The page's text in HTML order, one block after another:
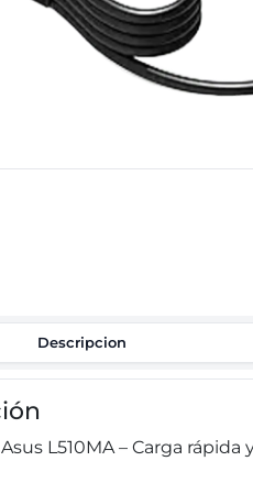
Descripcion
L510MA – Carga